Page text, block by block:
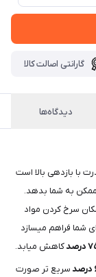
گارانتی اصالت کالا
دیدگاه‌ها
با بازدهی بالا است
ممکن به شما بدهد.
سرخ کردن مواد
شما فراهم میسازد
درصدکاهش میابد.
درصد سریع تر صورت